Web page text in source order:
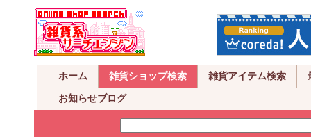
ホーム 雑貨ショップ検索 雑貨アイテム検索
お知らせブログ